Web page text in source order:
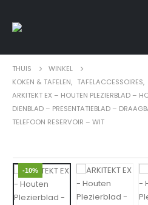
THUIS
WINKEL
KOKEN & TAFELEN, TAFELACCESSOIRES,
ARKITEKT EX – HOUTEN PLEZIERBLAD –
DIENBLAD – PRESENTATIEBLAD –
TELEFOON RESERVOIR – WIT
-10%